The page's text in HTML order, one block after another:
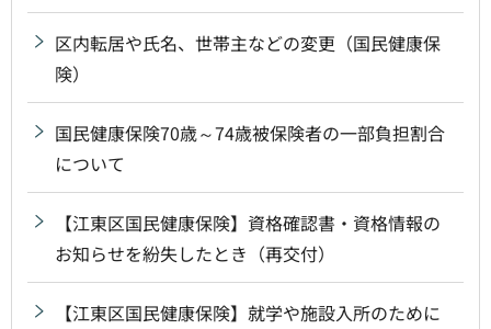
区内転居や氏名、世帯主などの変更（国民健康保
険）
国民健康保険70歳～74歳被保険者の一部負担割合
について
【江東区国民健康保険】資格確認書・資格情報の
お知らせを紛失したとき（再交付）
【江東区国民健康保険】就学や施設入所のために